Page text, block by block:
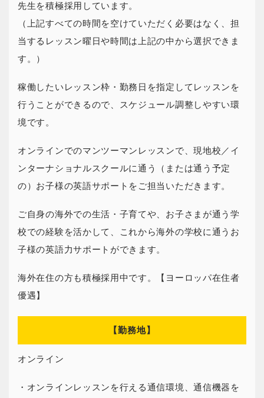
先生を積極採用しています。
（上記すべての時間を空けていただく必要はなく、担
当するレッスン曜日や時間は上記の中から選択できま
す。）
稼働したいレッスン枠・勤務日を指定してレッスンを
行うことができるので、スケジュール調整しやすい環
境です。
オンラインでのマンツーマンレッスンで、現地校／イ
ンターナショナルスクールに通う（または通う予定
の）お子様の英語サポートをご担当いただきます。
ご自身の海外での生活・子育てや、お子さまが通う学
校での経験を活かして、これから海外の学校に通うお
子様の英語力サポートができます。
海外在住の方も積極採用中です。【ヨーロッパ在住者
優遇】
【勤務地】
オンライン
・オンラインレッスンを行える通信環境、通信機器を